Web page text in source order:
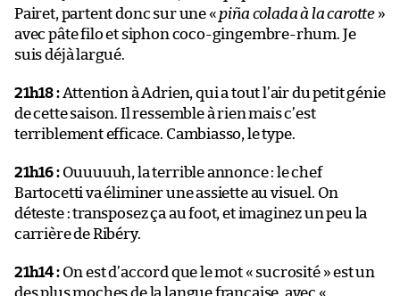
Pairet, partent donc sur une « piña colada à la carotte »
avec pâte filo et siphon coco-gingembre-rhum. Je
suis déjà largué.
21h18 :Attention à Adrien, qui a tout l’air du petit génie
de cette saison. Il ressemble à rien mais c’est
terriblement efficace. Cambiasso, le type.
21h16 :Ouuuuuh, la terrible annonce : le chef
Bartocetti va éliminer une assiette au visuel. On
déteste : transposez ça au foot, et imaginez un peu la
carrière de Ribéry.
21h14 :On est d’accord que le mot « sucrosité » est un